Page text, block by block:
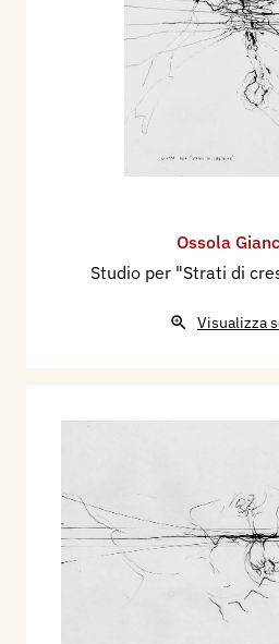
Ossola
Studio per "Strati di
Visualizza